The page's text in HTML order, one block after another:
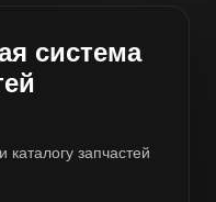
система
каталогу запчастей